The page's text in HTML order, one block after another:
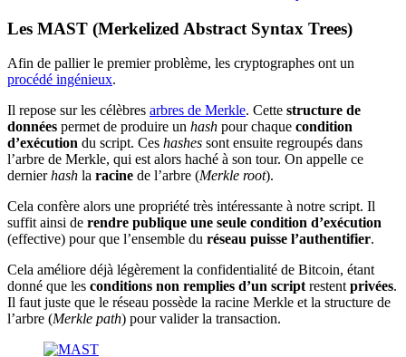
Les MAST (Merkelized Abstract Syntax Trees)
Afin de pallier le premier problème, les cryptographes ont un
procédé ingénieux.
Il repose sur les célèbres arbres de Merkle. Cette structure de
données permet de produire un hash pour chaque condition
d’exécution du script. Ces hashes sont ensuite regroupés dans
l’arbre de Merkle, qui est alors haché à son tour. On appelle ce
dernierhash la racine de l’arbre (Merkle root).
Cela confère alors une propriété très intéressante à notre script. Il
suffit ainsi de rendre publique une seule condition d’exécution
(effective) pour que l’ensemble du réseau puisse l’authentifier.
Cela améliore déjà légèrement la confidentialité de Bitcoin, étant
donné que les conditions non remplies d’un script restent privées.
Il faut juste que le réseau possède la racine Merkle et la structure de
l’arbre (Merkle path) pour valider la transaction.